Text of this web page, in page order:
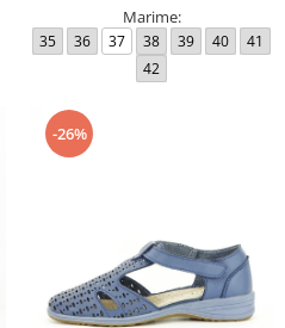
Marime:
35 36 37 38 39 40
41
42
-26%